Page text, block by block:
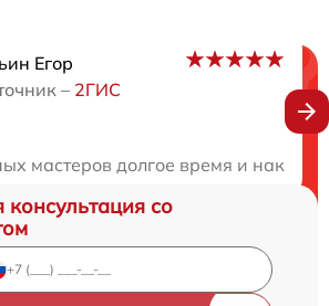
Егор
– 2ГИС
мастеров долгое время и
консультация со